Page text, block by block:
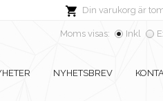
Din varukorg är
Moms visas: Inkl
NYHETSBREV